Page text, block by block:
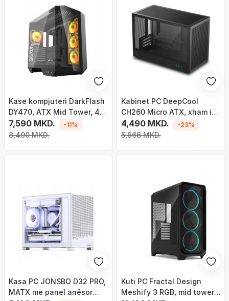
Kase kompjuteri DarkFlash
DY470, ATX Mid Tower, 4
fansa gaming, e zezë
7,590 MKD.
8,490 MKD.
-11%
Kabinet PC DeepCool
CH260 Micro ATX, xham i
temperuar, rrjetë ajri, i zi
4,490 MKD.
5,866 MKD.
-23%
Kasa PC JONSBO D32 PRO,
MATX me panel anësor
Kuti PC Fractal Design
Meshify 3 RGB, mid tower,